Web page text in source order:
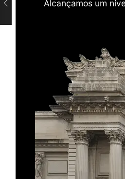
Alcançamos um